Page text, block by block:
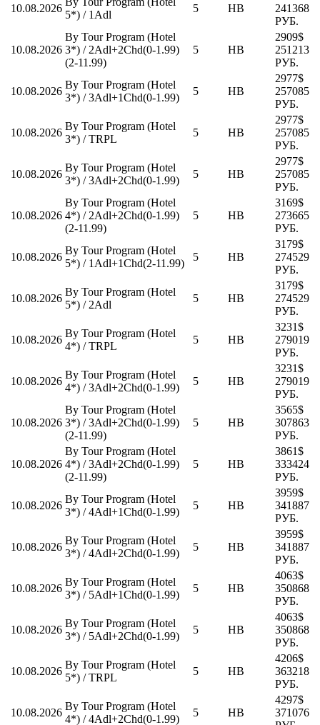
10.08.2026
5*) / 1Adl
5 HB
241368
РУБ.
10.08.2026
By Tour Program (Hotel
3*) / 2Adl+2Chd(0-1.99)
(2-11.99)
5 HB
2909$
251213
РУБ.
10.08.2026
By Tour Program (Hotel
3*) / 3Adl+1Chd(0-1.99)
5 HB
2977$
257085
РУБ.
10.08.2026
By Tour Program (Hotel
3*) / TRPL
5 HB
2977$
257085
РУБ.
10.08.2026
By Tour Program (Hotel
3*) / 3Adl+2Chd(0-1.99)
5 HB
2977$
257085
РУБ.
10.08.2026
By Tour Program (Hotel
4*) / 2Adl+2Chd(0-1.99)
(2-11.99)
5 HB
3169$
273665
РУБ.
10.08.2026
By Tour Program (Hotel
5*) / 1Adl+1Chd(2-11.99)
5 HB
3179$
274529
РУБ.
10.08.2026
By Tour Program (Hotel
5*) / 2Adl
5 HB
3179$
274529
РУБ.
10.08.2026
By Tour Program (Hotel
4*) / TRPL
5 HB
3231$
279019
РУБ.
10.08.2026
By Tour Program (Hotel
4*) / 3Adl+2Chd(0-1.99)
5 HB
3231$
279019
РУБ.
10.08.2026
By Tour Program (Hotel
3*) / 3Adl+2Chd(0-1.99)
(2-11.99)
5 HB
3565$
307863
РУБ.
10.08.2026
By Tour Program (Hotel
4*) / 3Adl+2Chd(0-1.99)
(2-11.99)
5 HB
3861$
333424
РУБ.
10.08.2026
By Tour Program (Hotel
3*) / 4Adl+1Chd(0-1.99)
5 HB
3959$
341887
РУБ.
10.08.2026
By Tour Program (Hotel
3*) / 4Adl+2Chd(0-1.99)
5 HB
3959$
341887
РУБ.
10.08.2026
By Tour Program (Hotel
3*) / 5Adl+1Chd(0-1.99)
5 HB
4063$
350868
РУБ.
10.08.2026
By Tour Program (Hotel
3*) / 5Adl+2Chd(0-1.99)
5 HB
4063$
350868
РУБ.
10.08.2026
By Tour Program (Hotel
5*) / TRPL
5 HB
4206$
363218
РУБ.
10.08.2026
By Tour Program (Hotel
4*) / 4Adl+2Chd(0-1.99)
5 HB
4297$
371076